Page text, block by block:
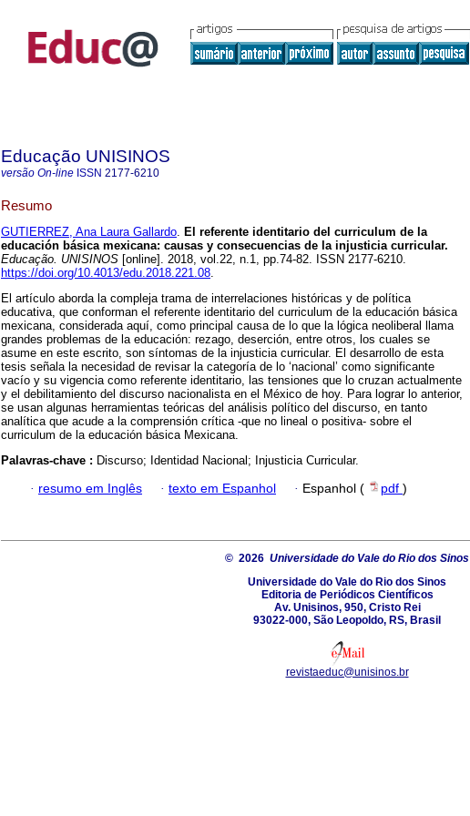
Educação UNISINOS
versão On-line ISSN 2177-6210
Resumo
GUTIERREZ, Ana Laura Gallardo. El referente identitario del curriculum de la
educación básica mexicana: causas y consecuencias de la injusticia curricular.
Educação. UNISINOS [online]. 2018, vol.22, n.1, pp.74-82. ISSN 2177-6210.
https://doi.org/10.4013/edu.2018.221.08.
El artículo aborda la compleja trama de interrelaciones históricas y de política
educativa, que conforman el referente identitario del curriculum de la educación básica
mexicana, considerada aquí, como principal causa de lo que la lógica neoliberal llama
grandes problemas de la educación: rezago, deserción, entre otros, los cuales se
asume en este escrito, son síntomas de la injusticia curricular. El desarrollo de esta
tesis señala la necesidad de revisar la categoría de lo ‘nacional’ como significante
vacío y su vigencia como referente identitario, las tensiones que lo cruzan actualmente
y el debilitamiento del discurso nacionalista en el México de hoy. Para lograr lo anterior,
se usan algunas herramientas teóricas del análisis político del discurso, en tanto
analítica que acude a la comprensión crítica -que no lineal o positiva- sobre el
curriculum de la educación básica Mexicana.
Palavras-chave : Discurso; Identidad Nacional; Injusticia Curricular.
· resumo em Inglês · texto em Espanhol · Espanhol ( pdf )
© 2026 Universidade do Vale do Rio dos Sinos
Universidade do Vale do Rio dos Sinos
Editoria de Periódicos Científicos
Av. Unisinos, 950, Cristo Rei
93022-000, São Leopoldo, RS, Brasil
revistaeduc@unisinos.br